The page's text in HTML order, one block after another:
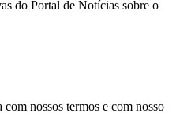
do Portal de Notícias sobre o
nossos termos e com nosso